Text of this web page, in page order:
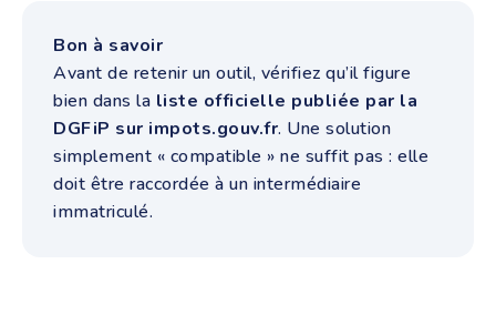
Bon à savoir
Avant de retenir un outil, vérifiez qu’il figure
bien dans la liste officielle publiée par la
DGFiP sur impots.gouv.fr. Une solution
simplement « compatible » ne suffit pas : elle
doit être raccordée à un intermédiaire
immatriculé.